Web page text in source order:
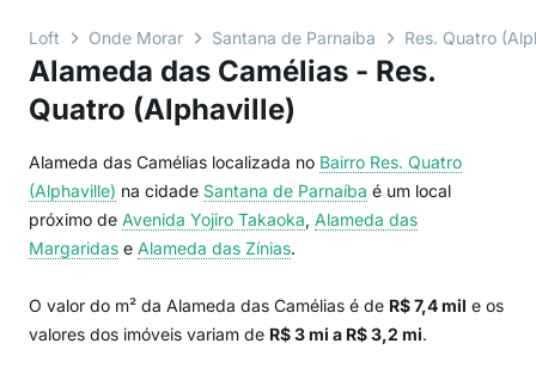
Loft Onde Morar Santana de Parnaíba Res. Quatro
Alameda das Camélias - Res.
Quatro (Alphaville)
Alameda das Camélias localizada no Bairro Res. Quatro
(Alphaville) na cidade Santana de Parnaíba é um local
próximo de Avenida Yojiro Takaoka, Alameda das
Margaridas e Alameda das Zínias.
O valor do m² da Alameda das Camélias é de R$ 7,4 mil e os
valores dos imóveis variam de R$ 3 mi a R$ 3,2 mi.